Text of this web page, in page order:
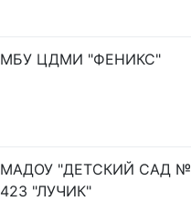
МБУ ЦДМИ "ФЕНИКС"
МАДОУ "ДЕТСКИЙ САД №
423 "ЛУЧИК"